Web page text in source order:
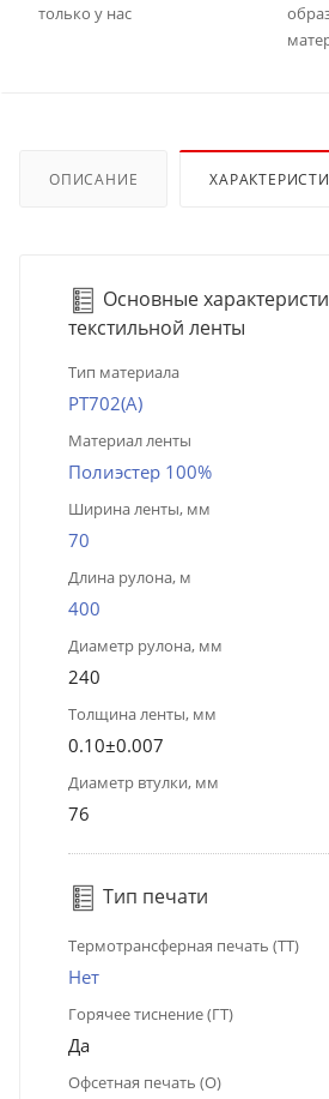
только у нас
ОПИСАНИЕ
Основные
текстильной ленты
Тип материала
PT702(A)
Материал ленты
Полиэстер 100%
Ширина ленты, мм
70
Длина рулона, м
400
Диаметр рулона, мм
240
Толщина ленты, мм
0.10±0.007
Диаметр втулки, мм
76
Тип печати
Термотрансферная печать (ТТ)
Нет
Горячее тиснение (ГТ)
Да
Офсетная печать (О)